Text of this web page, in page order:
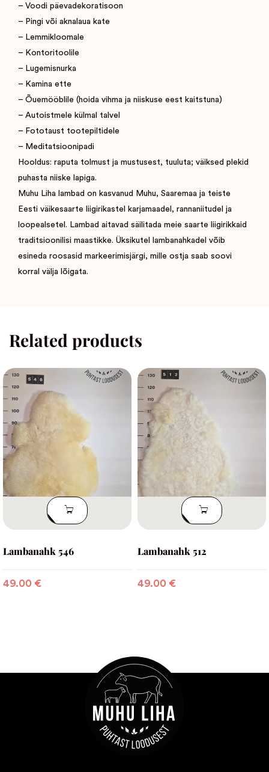
– Voodi päevadekoratisoon
– Pingi või aknalaua kate
– Lemmikloomale
– Kontoritoolile
– Lugemisnurka
– Kamina ette
– Õuemööblile (hoida vihma ja niiskuse eest kaitstuna)
– Autoistmele külmal talvel
– Fototaust tootepiltidele
– Meditatsioonipadi
Hooldus: raputa tolmust ja mustusest, tuuluta; väiksed plekid
puhasta niiske lapiga.
Muhu Liha lambad on kasvanud Muhu, Saaremaa ja teiste
Eesti väikesaarte liigirikastel karjamaadel, rannaniitudel ja
loopealsetel. Lambad aitavad säilitada meie saarte liigirikkaid
traditsioonilisi maastikke. Üksikutel lambanahkadel võib
esineda roosasid markeerimisjärgi, mille ostja saab soovi
korral välja lõigata.
Related products
Lambanahk 546
49.00 €
Lambanahk 512
49.00 €